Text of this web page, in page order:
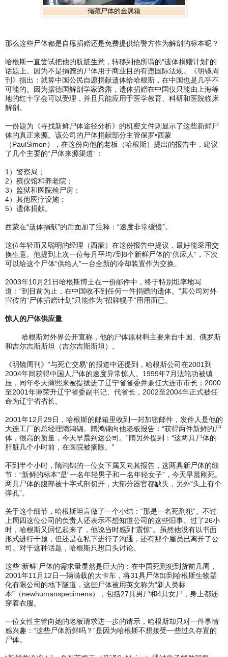
储藏尸体的金属箱
那么这些尸体都是自愿捐赠还是免费提供给警方作为解剖的标本呢？
哈根斯一直尝试把他的肮脏生意，转移到他所谓的“遗体捐赠计划”的
话题上。因为不是捐赠的尸体用于商业目的有违国际法规。《明镜周
刊》指出：就算中国公民自愿捐献遗体给哈根斯，在中国也是几乎不
可能的。因为据德国解剖学家透露，遗体捐赠在中国仅只能由上海等
地的红十字会可以受理，并且只能应用于医学教育、科研和医院临床
解剖。
一份题为《寻找新鲜尸体途径分析》的机密文件则显示了这些新鲜尸
体的真正来源。该公司的尸体捐献部分主管保罗•西蒙
（PaulSimon），在这份向他的老板（哈根斯）提出的报告中，建议
了几个主要的“尸体来源渠道”：
1）警察局；
2）殡仪馆和养老院；
3）监狱和医院殓尸房；
4）其他医疗设施；
5）遗体捐献。
西蒙在“遗体捐献”的后面加了注释：“速度非常缓慢”。
这位年轻而又聪明的经理（西蒙）在这份报告中提议，最好能采用交
换生意。他提到上次一位每月平均7到8个新鲜尸体的“供应人”，下次
可以给这个尸体“供给人”一台全新的冷却装置作为交换。
2003年10月21日哈根斯博士在一份邮件中，终于特别坦率地写
道：“到目前为止，在中国收不到任何一件捐赠的遗体。”其公司对外
宣传的“尸体捐赠计划”只能作为“招牌幌子”用用而已。
惊人的尸体供应量
哈根斯对外界公开宣称，他的尸体原材料主要来自中国、俄罗斯
和吉尔吉斯斯坦（吉尔吉斯斯坦）。
《明镜周刊》“与死亡交易”的报道中还提到，哈根斯公司在2001到
2004年间获得中国人尸体的速度异常惊人。1999年7月法轮功被镇
压，同年冬天薄熙来被提拔进了辽宁省省委并兼任大连市市长；2000
至2001年薄荣升辽宁省委副书记、代省长，2002至2004年正式被任
命为辽宁省省长。
2001年12月29日，哈根斯的邮箱里收到一封加密邮件，发件人是他的
大连工厂的总经理隋鸿锦。隋鸿锦向他老板报告：“获得两件新鲜的尸
体，很高的质量，今天早晨到达公司。”隋另外提到：“这两具尸体的
肝脏几个小时前，在医院被摘除。”
不到半个小时，隋鸿锦的一位女下属又向其报告，这两具新尸体的细
节：“新鲜的标本”是“一名年轻男子和一名年轻女子”，今天早晨刚死。
两具尸体的腹部被十字式剖切开，大部分器官都缺失，另外“头上有个
弹孔”。
关于这个细节，哈根斯坦言做了一个小结：“那是一名死刑犯”。不过
上周四这位公司的负责人还表示不想知道公司的这些旧事。过了26小
时，哈根斯又回忆起来了，他说当时感到“震惊”。虽然他没有以书面
形式进行干预，但还是在私下进行了沟通，还有那个雇员已离开了公
司。对于这种话题，哈根斯只想口头讨论。
这些“新鲜”尸体的需求量显然是巨大的：在中国死刑犯到货前几周，
2001年11月12日一辆满载的大卡车，将31具尸体卸到哈根斯生物塑
化有限公司的地下隧道，这些尸体被用英文称为“新人类标
本”（newhumanspecimens），包括27具男尸和4具女尸，身上都还
穿着衣服。
一位女性主管向她的老板请求进一步的请示，哈根斯却只对一件事情
感兴趣：“这些尸体新鲜吗？”是因为哈根斯不想接受一些过久存置的
尸体。